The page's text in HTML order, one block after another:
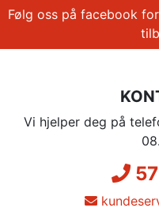
Følg oss på facebook
Vi hjelper deg på
57